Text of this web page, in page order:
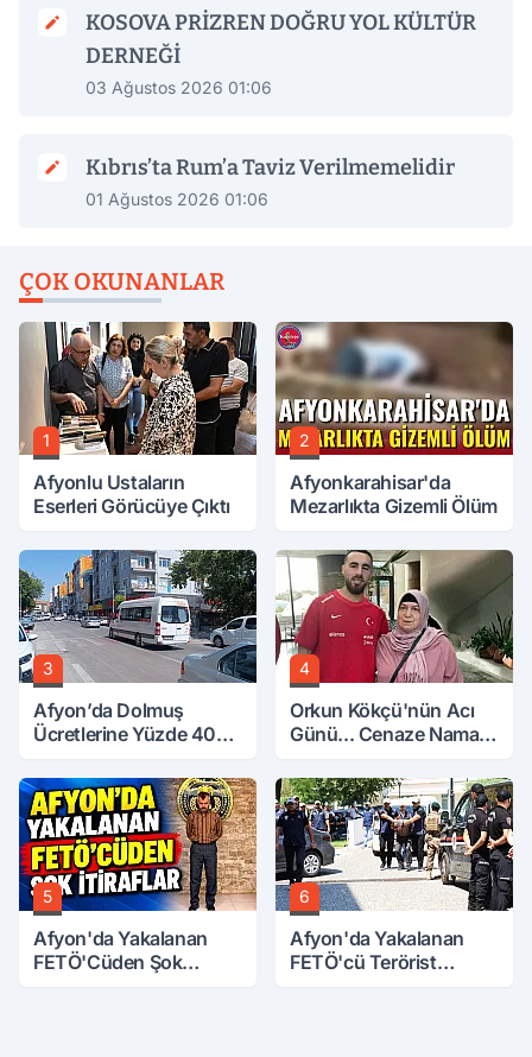
KOSOVA PRİZREN DOĞRU YOL KÜLTÜR
DERNEĞİ
03 Ağustos 2026 01:06
Kıbrıs’ta Rum’a Taviz Verilmemelidir
01 Ağustos 2026 01:06
ÇOK OKUNANLAR
1
Afyonlu Ustaların
Eserleri Görücüye Çıktı
2
Afyonkarahisar'da
Mezarlıkta Gizemli Ölüm
3
Afyon’da Dolmuş
Ücretlerine Yüzde 40
4
Orkun Kökçü'nün Acı
Günü... Cenaze Namazı
5
Afyon'da Yakalanan
FETÖ'Cüden Şok
6
Afyon'da Yakalanan
FETÖ'cü Terörist